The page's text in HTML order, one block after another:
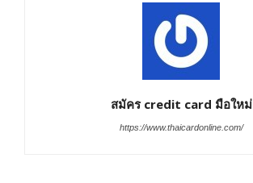
สมัคร credit card มือใหม่
https://www.thaicardonline.com/